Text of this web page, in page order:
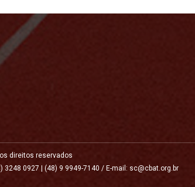
direitos reservados
3248 0927 | (48) 9 9949-7140 / E-mail: sc@cbat.org.br